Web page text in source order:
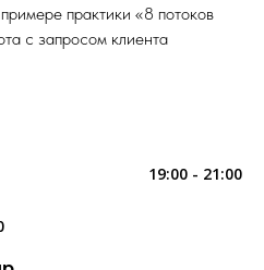
практики «8 потоков
с запросом клиента
19:00 - 21:00